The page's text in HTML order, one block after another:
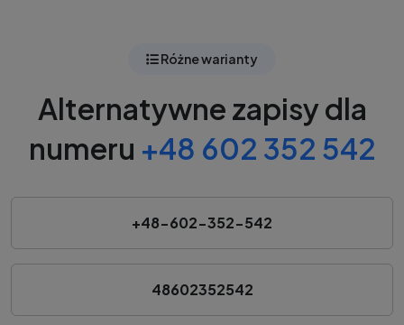
Różne warianty
Alternatywne zapisy dla
numeru +48 602 352 542
+48-602-352-542
48602352542